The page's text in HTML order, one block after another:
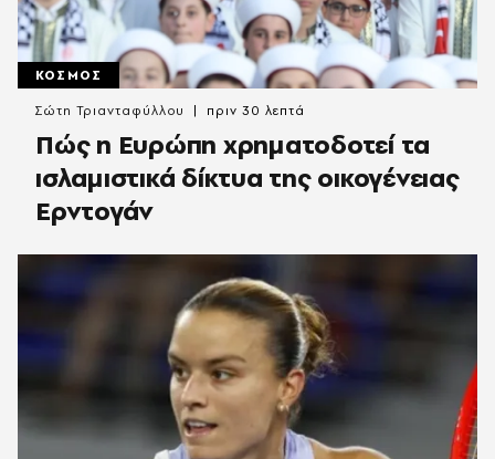
ΚΟΣΜΟΣ
Πώς η Ευρώπη χρηματοδοτεί τα
ισλαμιστικά δίκτυα της οικογένειας
Ερντογάν
Σώτη Τριανταφύλλου πριν 30 λεπτά